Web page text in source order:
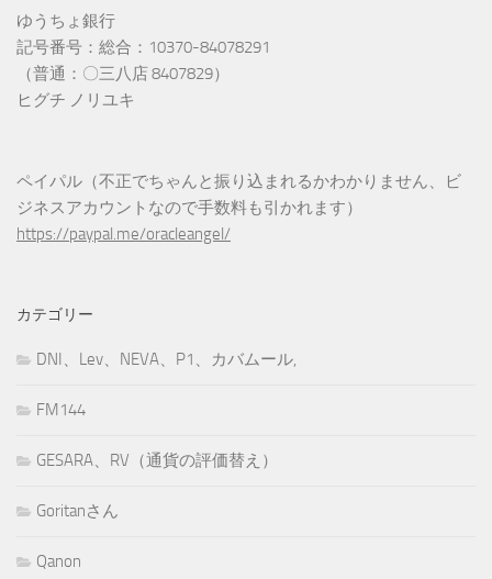
ゆうちょ銀行
記号番号：総合：10370-84078291
（普通：〇三八店 8407829）
ヒグチ ノリユキ
ペイパル（不正でちゃんと振り込まれるかわかりません、ビ
ジネスアカウントなので手数料も引かれます）
https://paypal.me/oracleangel/
カテゴリー
DNI、Lev、NEVA、P1、カバムール,
FM144
GESARA、RV（通貨の評価替え）
Goritanさん
Qanon